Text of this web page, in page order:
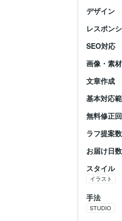
デザイン
レスポン
SEO対応
画像・素
文章作成
基本対応
無料修正
ラフ提案数
お届け日数
スタイル
イラスト
手法
STUDIO